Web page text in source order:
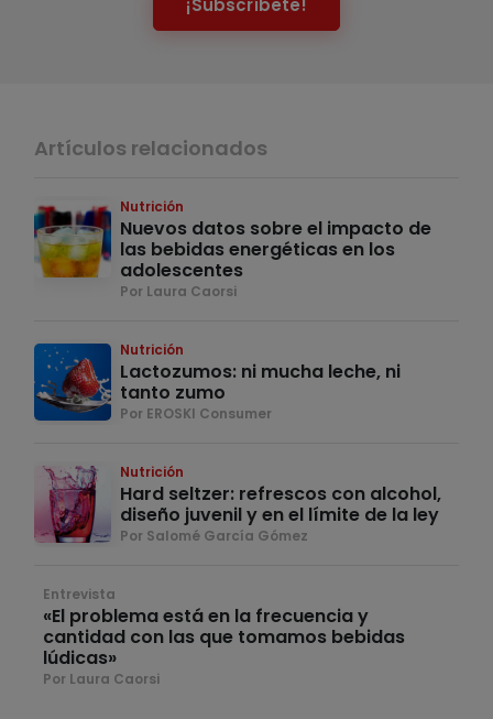
¡Subscríbete!
Artículos relacionados
Nutrición
Nuevos datos sobre el impacto de
las bebidas energéticas en los
adolescentes
Por Laura Caorsi
Nutrición
Lactozumos: ni mucha leche, ni
tanto zumo
Por EROSKI Consumer
Nutrición
Hard seltzer: refrescos con alcohol,
diseño juvenil y en el límite de la ley
Por Salomé García Gómez
Entrevista
«El problema está en la frecuencia y
cantidad con las que tomamos bebidas
lúdicas»
Por Laura Caorsi